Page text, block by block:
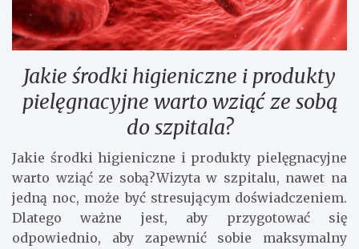
Jakie środki higieniczne i produkty
pielęgnacyjne warto wziąć ze sobą
do szpitala?
Jakie środki higieniczne i produkty pielęgnacyjne
warto wziąć ze sobą?Wizyta w szpitalu, nawet na
jedną noc, może być stresującym doświadczeniem.
Dlatego ważne jest, aby przygotować się
odpowiednio, aby zapewnić sobie maksymalny